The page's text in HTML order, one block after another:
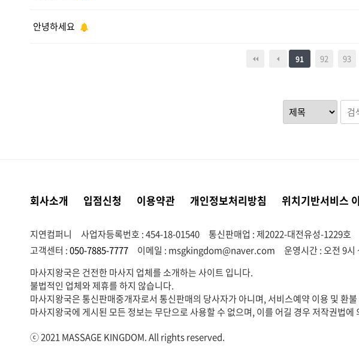
안녕하세요
91 92 93
맨끝
회사소개 입점신청 이용약관 개인정보처리방침 위치기반서비스
지연컴퍼니 사업자등록번호 : 454-18-01540
통신판매업 : 제2022-대전유성-1229호
고객센터 :050-7885-7777 이메일 : msgkingdom@naver.com
운영시간 : 오전 9시
마사지왕국은 건전한 마사지 업체를 소개하는 사이트 입니다.
불법적인 업체와 제휴를 하지 않습니다.
마사지왕국은 통신판매중개자로서 통신판매의 당사자가 아니며, 서비스예약 이용 및 환
마사지왕국에 게시된 모든 정보는 무단으로 사용할 수 없으며, 이를 어길 경우 저작권법
ⓒ 2021 MASSAGE KINGDOM. All rights reserved.